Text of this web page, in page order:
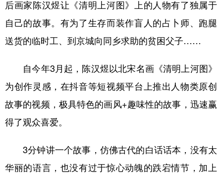
Deutsch Português
后画家陈汉煜让《清明上河图》上的人物有了独属于
自己的故事。有为了生存而装作盲人的占卜师、跑腿
送货的临时工、到京城向同乡求助的贫困父子……
自今年3月起，陈汉煜以北宋名画《清明上河图》
为创作灵感，在抖音等短视频平台上推出人物类原创
故事的视频，极具特色的画风+趣味性的故事，迅速赢
得了观众喜爱。
3分钟讲一个故事，仿佛古代的白话话本，没有太
华丽的语言，也没有过于惊心动魄的跌宕情节，加上